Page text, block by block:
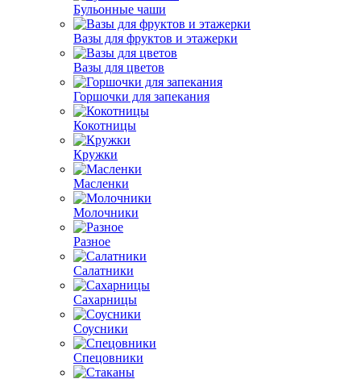
Бульонные чаши
Вазы для фруктов и этажерки
Вазы для цветов
Горшочки для запекания
Кокотницы
Кружки
Масленки
Молочники
Разное
Салатники
Сахарницы
Соусники
Спецовники